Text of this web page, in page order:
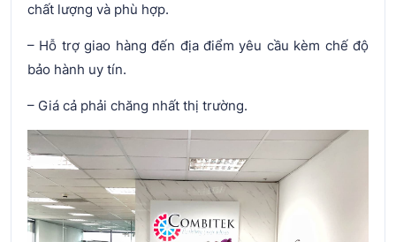
chất lượng và phù hợp.
– Hỗ trợ giao hàng đến địa điểm yêu cầu kèm chế độ
bảo hành uy tín.
– Giá cả phải chăng nhất thị trường.